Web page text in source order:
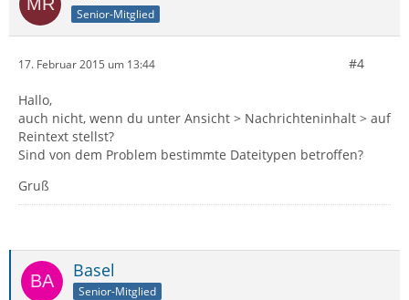
Senior-Mitglied
17. Februar 2015 um 13:44 #4
Hallo,
auch nicht, wenn du unter Ansicht > Nachrichteninhalt > auf
Reintext stellst?
Sind von dem Problem bestimmte Dateitypen betroffen?
Gruß
Basel
Senior-Mitglied